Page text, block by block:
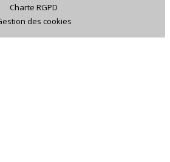
Charte RGPD
des cookies